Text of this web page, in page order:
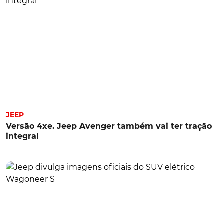
JEEP
Versão 4xe. Jeep Avenger também vai ter tração
integral